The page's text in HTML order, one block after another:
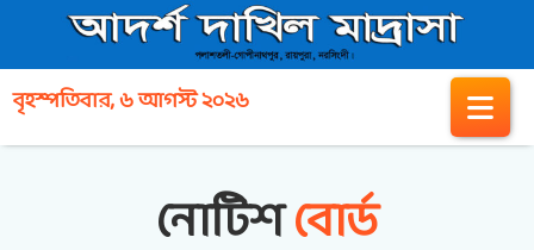
বৃহস্পতিবার, ৬ আগস্ট ২০২৬
নোটিশবোর্ড